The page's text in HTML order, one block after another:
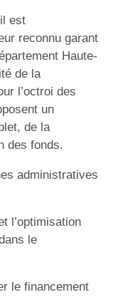
est
reconnu garant
Haute-
de la
l’octroi des
un
de la
des fonds.
administratives
l’optimisation
le
le financement